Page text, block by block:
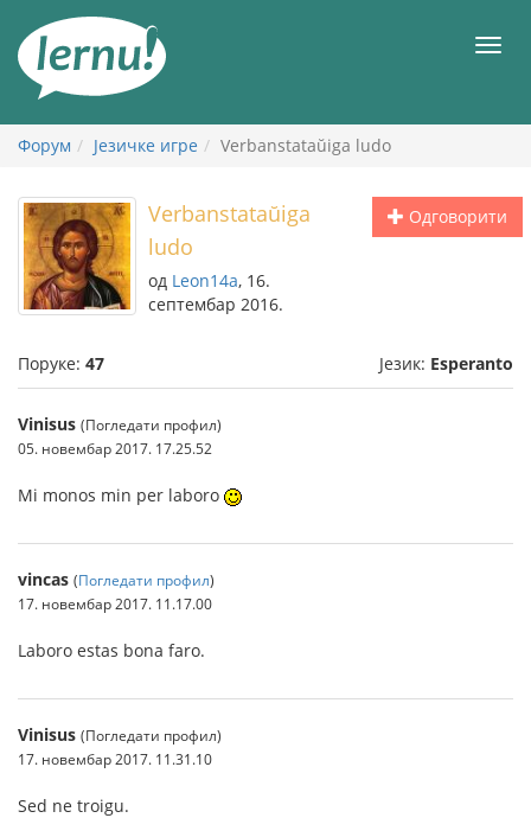
садржају
Форум Језичке игре Verbanstataŭiga ludo
Одговорити
Verbanstataŭiga
ludo
од Leon14a, 16.
септембар 2016.
Поруке: 47 Језик: Esperanto
Vinisus (Погледати профил)
05. новембар 2017. 17.25.52
Mi monos min per laboro
vincas (Погледати профил)
17. новембар 2017. 11.17.00
Laboro estas bona faro.
Vinisus (Погледати профил)
17. новембар 2017. 11.31.10
Sed ne troigu.